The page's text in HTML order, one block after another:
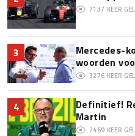
7137 KEER
3
Mercedes-
woorden
3276 KEER
4
Definitief!
Martin
2469 KEER